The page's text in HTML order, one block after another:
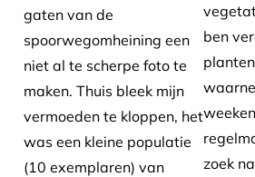
gaten van de
spoorwegomheining een
niet al te scherpe foto te
maken. Thuis bleek mijn
vermoeden te kloppen, het
was een kleine populatie
(10 exemplaren) van
ben
zoek